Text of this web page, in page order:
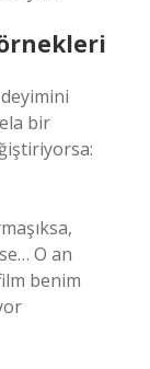
bir
O an
benim